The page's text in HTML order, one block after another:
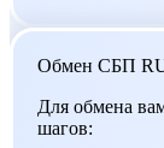
Обмен СБП
Для обмена
шагов: